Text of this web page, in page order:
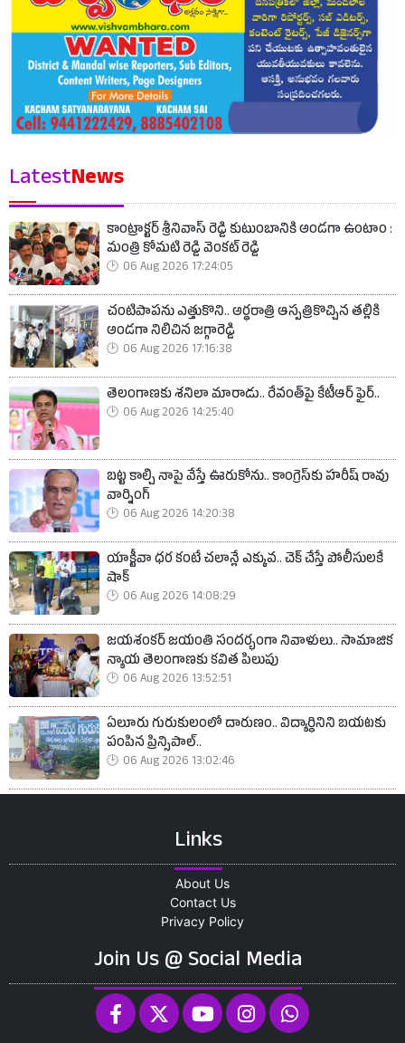
LatestNews
కాంట్రాక్టర్ శ్రీనివాస్ రెడ్డి కుటుంబానికి అండగా ఉంటాం :
మంత్రి కోమటి రెడ్డి వెంకట్ రెడ్డి
06 Aug 2026 17:24:05
చంటిపాపను ఎత్తుకొని.. అర్ధరాత్రి ఆస్పత్రికొచ్చిన తల్లికి
అండగా నిలిచిన జగ్గారెడ్డి
06 Aug 2026 17:16:38
తెలంగాణకు శనిలా మారాడు.. రేవంత్‌పై కేటీఆర్ ఫైర్..
06 Aug 2026 14:25:40
బట్ట కాల్చి నాపై వేస్తే ఊరుకోను.. కాంగ్రెస్‌కు హరీష్ రావు
వార్నింగ్
06 Aug 2026 14:20:38
యాక్టీవా ధర కంటే చలాన్లే ఎక్కువ.. చెక్ చేస్తే పోలీసులకే
షాక్
06 Aug 2026 14:08:29
జయశంకర్ జయంతి సందర్భంగా నివాళులు.. సామాజిక
న్యాయ తెలంగాణకు కవిత పిలుపు
06 Aug 2026 13:52:51
ఏలూరు గురుకులంలో దారుణం.. విద్యార్థినిని బయటకు
పంపిన ప్రిన్సిపాల్..
06 Aug 2026 13:02:46
Links
About Us
Contact Us
Privacy Policy
Join Us @ Social Media